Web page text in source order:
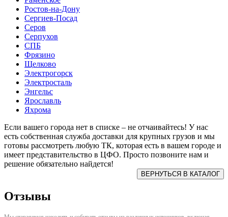
Ростов-на-Дону
Сергиев-Посад
Серов
Серпухов
СПБ
Фрязино
Щелково
Электрогорск
Электросталь
Энгельс
Ярославль
Яхрома
Если вашего города нет в списке – не отчаивайтесь! У нас
есть собственная служба доставки для крупных грузов и мы
готовы рассмотреть любую ТК, которая есть в вашем городе и
имеет представительство в ЦФО. Просто позвоните нам и
решение обязательно найдется!
Отзывы